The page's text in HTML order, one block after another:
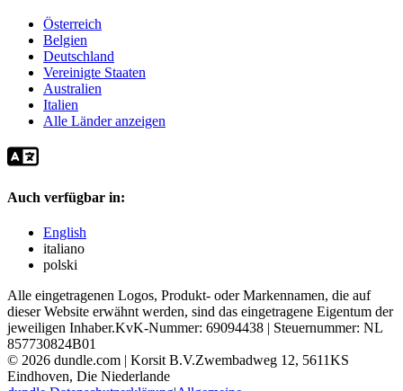
Österreich
Belgien
Deutschland
Vereinigte Staaten
Australien
Italien
Alle Länder anzeigen
Auch verfügbar in:
English
italiano
polski
Alle eingetragenen Logos, Produkt- oder Markennamen, die auf
dieser Website erwähnt werden, sind das eingetragene Eigentum der
jeweiligen Inhaber.KvK-Nummer: 69094438 | Steuernummer: NL
857730824B01
© 2026 dundle.com | Korsit B.V.Zwembadweg 12, 5611KS
Eindhoven, Die Niederlande